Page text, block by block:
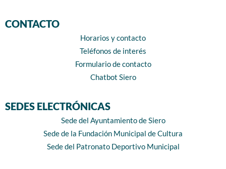
CONTACTO
Horarios y contacto
Teléfonos de interés
Formulario de contacto
Chatbot Siero
SEDES ELECTRÓNICAS
Sede del Ayuntamiento de Siero
Sede de la Fundación Municipal de Cultura
Sede del Patronato Deportivo Municipal